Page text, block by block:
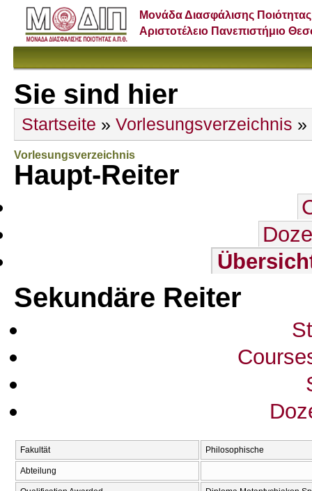
Μονάδα Διασφάλισης Ποιότητας
Αριστοτέλειο Πανεπιστήμιο
Sie sind hier
Startseite » Vorlesungsverzeichnis »
Vorlesungsverzeichnis
Haupt-Reiter
Sekundäre Reiter
Fakultät Philosophische
Abteilung